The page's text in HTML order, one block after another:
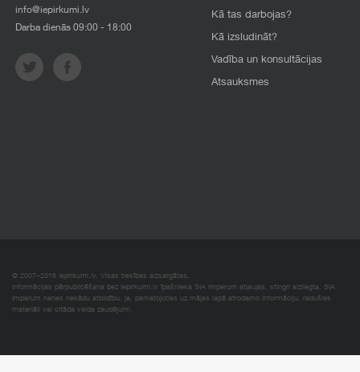
info@iepirkumi.lv
Darba dienās 09:00 - 18:00
Kā tas darbojas?
Kā izsludināt?
Vadība un konsultācijas
Atsauksmes
© 2007–2018 Iepirkumi.lv. Visas tiesības aizsargātas.
Informācijas pārpublicēšana bez iepirkumi.lv īpašnieka SIA Imperum atļaujas, stingri aizliegta. SIA
Imperum nenes nekādu atbildību, ja, pamatojoties uz mājas lapā atrodamo informāciju, radušies
materiāli vai citāda veida zaudējumi.